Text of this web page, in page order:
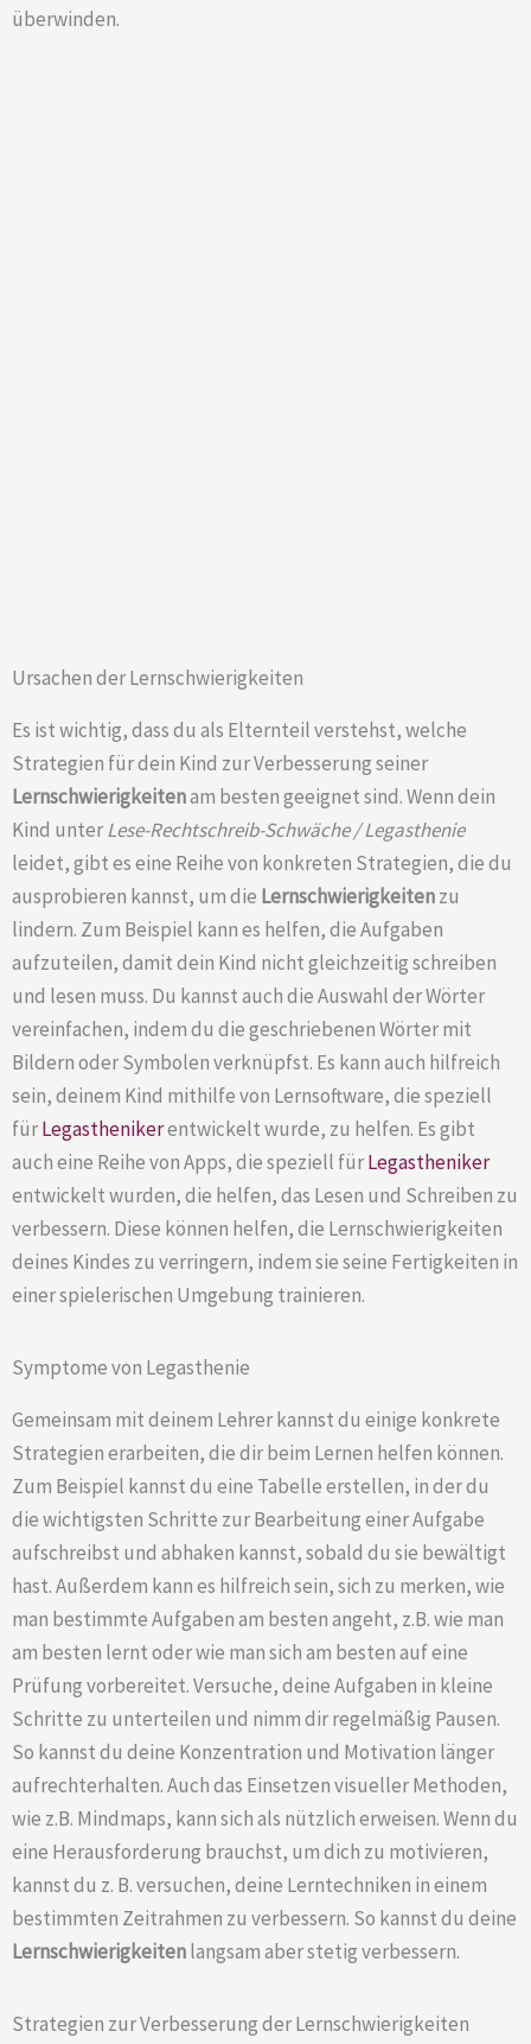
überwinden.
Ursachen der Lernschwierigkeiten
Es ist wichtig, dass du als Elternteil verstehst, welche
Strategien für dein Kind zur Verbesserung seiner
Lernschwierigkeitenam besten geeignet sind. Wenn dein
Kind unterLese-Rechtschreib-Schwäche / Legasthenie
leidet, gibt es eine Reihe von konkreten Strategien, die du
ausprobieren kannst, um die Lernschwierigkeitenzu
lindern. Zum Beispiel kann es helfen, die Aufgaben
aufzuteilen, damit dein Kind nicht gleichzeitig schreiben
und lesen muss. Du kannst auch die Auswahl der Wörter
vereinfachen, indem du die geschriebenen Wörter mit
Bildern oder Symbolen verknüpfst. Es kann auch hilfreich
sein, deinem Kind mithilfe von Lernsoftware, die speziell
fürLegasthenikerentwickelt wurde, zu helfen. Es gibt
auch eine Reihe von Apps, die speziell fürLegastheniker
entwickelt wurden, die helfen, das Lesen und Schreiben zu
verbessern. Diese können helfen, die Lernschwierigkeiten
deines Kindes zu verringern, indem sie seine Fertigkeiten in
einer spielerischen Umgebung trainieren.
Symptome von Legasthenie
Gemeinsam mit deinem Lehrer kannst du einige konkrete
Strategien erarbeiten, die dir beim Lernen helfen können.
Zum Beispiel kannst du eine Tabelle erstellen, in der du
die wichtigsten Schritte zur Bearbeitung einer Aufgabe
aufschreibst und abhaken kannst, sobald du sie bewältigt
hast. Außerdem kann es hilfreich sein, sich zu merken, wie
man bestimmte Aufgaben am besten angeht, z.B. wie man
am besten lernt oder wie man sich am besten auf eine
Prüfung vorbereitet. Versuche, deine Aufgaben in kleine
Schritte zu unterteilen und nimm dir regelmäßig Pausen.
So kannst du deine Konzentration und Motivation länger
aufrechterhalten. Auch das Einsetzen visueller Methoden,
wie z.B. Mindmaps, kann sich als nützlich erweisen. Wenn du
eine Herausforderung brauchst, um dich zu motivieren,
kannst du z. B. versuchen, deine Lerntechniken in einem
bestimmten Zeitrahmen zu verbessern. So kannst du deine
Lernschwierigkeitenlangsam aber stetig verbessern.
Strategien zur Verbesserung der Lernschwierigkeiten